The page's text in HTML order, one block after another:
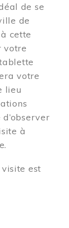
de se
de
cette
votre
votre
lieu
à
est